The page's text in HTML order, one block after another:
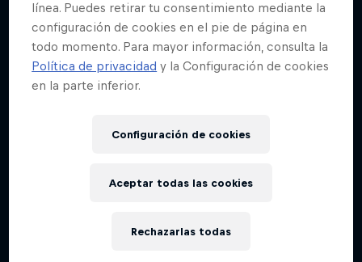
línea. Puedes retirar tu consentimiento mediante la
configuración de cookies en el pie de página en
todo momento. Para mayor información, consulta la
Política de privacidad y la Configuración de cookies
en la parte inferior.
Configuración de cookies
Rechazarlas todas
Aceptar todas las cookies